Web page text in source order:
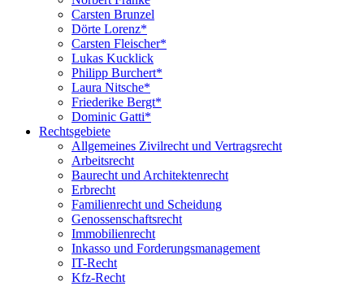
Carsten Brunzel
Dörte Lorenz*
Carsten Fleischer*
Lukas Kucklick
Philipp Burchert*
Laura Nitsche*
Friederike Bergt*
Dominic Gatti*
Rechtsgebiete
Allgemeines Zivilrecht und Vertragsrecht
Arbeitsrecht
Baurecht und Architektenrecht
Erbrecht
Familienrecht und Scheidung
Genossenschaftsrecht
Immobilienrecht
Inkasso und Forderungsmanagement
IT-Recht
Kfz-Recht